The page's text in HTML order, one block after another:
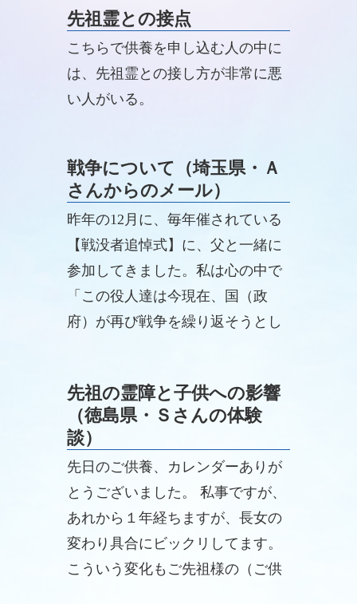
先祖霊との接点
こちらで供養を申し込む人の中に
は、先祖霊との接し方が非常に悪
い人がいる。
戦争について（埼玉県・Ａ
さんからのメール）
昨年の12月に、毎年催されている
【戦没者追悼式】に、父と一緒に
参加してきました。私は心の中で
「この役人達は今現在、国（政
府）が再び戦争を繰り返そうとし
聞いていました。
先祖の霊障と子供への影響
（徳島県・Ｓさんの体験
談）
先日のご供養、カレンダーありが
とうございました。 私事ですが、
あれから１年経ちますが、長女の
変わり具合にビックリしてます。
こういう変化もご先祖様の（ご供